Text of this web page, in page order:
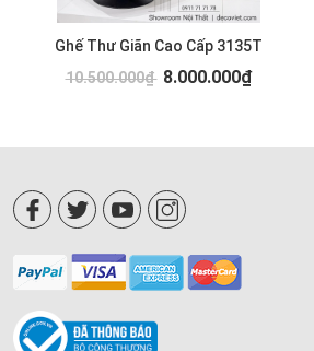
Ghế Thư Giãn Cao Cấp 3135T
10.500.000₫ 8.000.000₫